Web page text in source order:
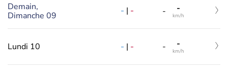
Demain,
Dimanche 09
- | - - -
km/h
Lundi 10 - | - - -
km/h